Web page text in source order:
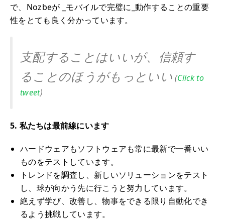
で、Nozbeが _モバイルで完璧に_動作することの重要
性をとても良く分かっています。
支配することはいいが、信頼す
ることのほうがもっといい (Click to
tweet)
5. 私たちは最前線にいます
ハードウェアもソフトウェアも常に最新で一番いい
ものをテストしています。
トレンドを調査し、新しいソリューションをテスト
し、球が向かう先に行こうと努力しています。
絶えず学び、改善し、物事をできる限り自動化でき
るよう挑戦しています。